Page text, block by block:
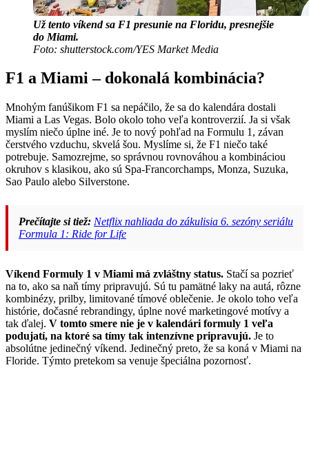
Už tento víkend sa F1 presunie na Floridu, presnejšie
do Miami.
Foto: shutterstock.com/YES Market Media
F1 a Miami – dokonalá kombinácia?
Mnohým fanúšikom F1 sa nepáčilo, že sa do kalendára dostali
Miami a Las Vegas. Bolo okolo toho veľa kontroverzií. Ja si však
myslím niečo úplne iné. Je to nový pohľad na Formulu 1, závan
čerstvého vzduchu, skvelá šou. Myslíme si, že F1 niečo také
potrebuje. Samozrejme, so správnou rovnováhou a kombináciou
okruhov s klasikou, ako sú Spa-Francorchamps, Monza, Suzuka,
Sao Paulo alebo Silverstone.
Prečítajte si tiež: Netflix nahliada do zákulisia 6. sezóny seriálu
Formula 1: Ride for Life
Víkend Formuly 1 v Miami má zvláštny status. Stačí sa pozrieť
na to, ako sa naň tímy pripravujú. Sú tu pamätné laky na autá, rôzne
kombinézy, prilby, limitované tímové oblečenie. Je okolo toho veľa
histórie, dočasné rebrandingy, úplne nové marketingové motívy a
tak ďalej. V tomto smere nie je v kalendári formuly 1 veľa
podujatí, na ktoré sa tímy tak intenzívne pripravujú. Je to
absolútne jedinečný víkend. Jedinečný preto, že sa koná v Miami na
Floride. Týmto pretekom sa venuje špeciálna pozornosť.